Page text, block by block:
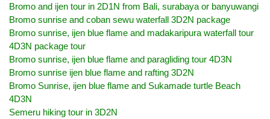
Bromo and ijen tour in 2D1N from Bali, surabaya or banyuwangi
Bromo sunrise and coban sewu waterfall 3D2N package
Bromo sunrise, ijen blue flame and madakaripura waterfall tour
4D3N package tour
Bromo sunrise, ijen blue flame and paragliding tour 4D3N
Bromo sunrise ijen blue flame and rafting 3D2N
Bromo Sunrise, ijen blue flame and Sukamade turtle Beach
4D3N
Semeru hiking tour in 3D2N